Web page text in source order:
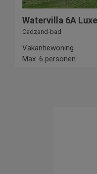
Watervilla 6A Luxe
Cadzand-bad
Vakantiewoning
Max. 6 personen